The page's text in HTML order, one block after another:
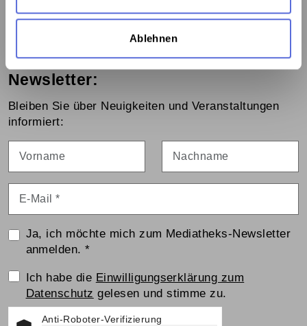
Ablehnen
mediathek@mediathek.at
Newsletter:
Bleiben Sie über Neuigkeiten und Veranstaltungen
informiert:
Ja, ich möchte mich zum Mediatheks-Newsletter
anmelden.*
Einwilligungserklärung
Ich habe die Einwilligungserklärung zum
Datenschutz gelesen und stimme zu.
Anti-Roboter-Verifizierung